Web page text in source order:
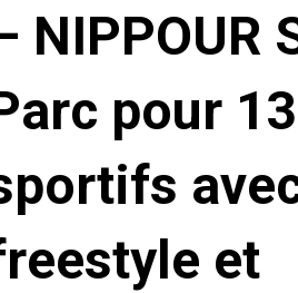
NIPPOUR
pour 13
et